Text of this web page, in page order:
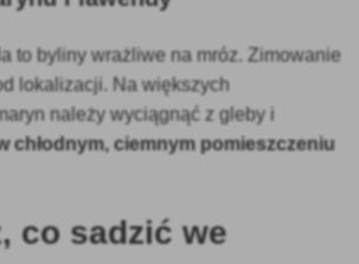
to byliny wrażliwe na mróz. Zimowanie
lokalizacji. Na większych
należy wyciągnąć z gleby i
chłodnym, ciemnym pomieszczeniu
co sadzić we